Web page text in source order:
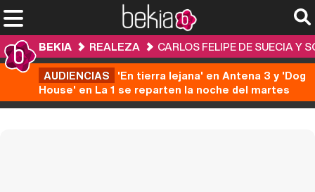
BEKIA REALEZA
CARLOS FELIPE DE SUECIA Y
AUDIENCIAS 'En tierra lejana' en Antena 3 y 'Dog
House' en La 1 se reparten la noche del martes